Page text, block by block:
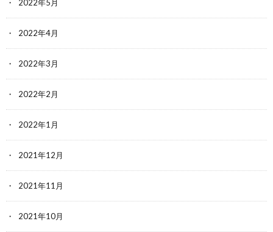
2022年5月
2022年4月
2022年3月
2022年2月
2022年1月
2021年12月
2021年11月
2021年10月